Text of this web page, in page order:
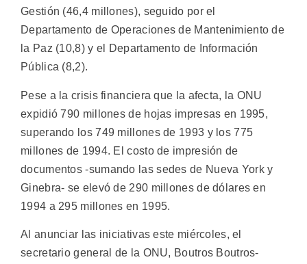
Gestión (46,4 millones), seguido por el
Departamento de Operaciones de Mantenimiento de
la Paz (10,8) y el Departamento de Información
Pública (8,2).
Pese a la crisis financiera que la afecta, la ONU
expidió 790 millones de hojas impresas en 1995,
superando los 749 millones de 1993 y los 775
millones de 1994. El costo de impresión de
documentos -sumando las sedes de Nueva York y
Ginebra- se elevó de 290 millones de dólares en
1994 a 295 millones en 1995.
Al anunciar las iniciativas este miércoles, el
secretario general de la ONU, Boutros Boutros-